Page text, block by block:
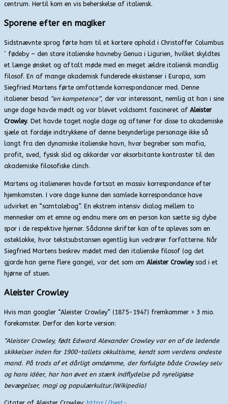
centrum. Hertil kom en vis beherskelse af italiensk.
Sporene efter en magiker
Sidstnævnte sprog førte ham til et kortere ophold i Christoffer Columbus
´ fødeby – den store italienske havneby Genua i Ligurien, hvilket skyldtes
et længe ønsket og aftalt møde med en meget ældre italiensk mandlig
filosof. En af mange akademisk funderede eksistenser i Europa, som
Siegfried Martens førte omfattende korrespondancer med. Denne
italiener besad “en kompetence”, der var interessant, nemlig at han i sine
unge dage havde mødt og var blevet voldsomt fascineret af Aleister
Crowley. Det havde taget nogle dage og aftener for disse to akademiske
sjæle at fordøje indtrykkene af denne besynderlige personage ikke så
langt fra den dynamiske italienske havn, hvor begreber som mafia,
profit, sved, fysisk slid og akkorder var eksorbitante kontraster til den
akademiske filosofiske clinch.
Martens og italieneren havde fortsat en massiv korrespondance efter
hjemkomsten. I vore dage kunne den samlede korrespondance have
udvirket en “samtalebog”. En ekstrem intensiv dialog mellem to
mennesker om et emne og endnu mere om en person kan sætte sig dybe
spor i de respektive hjerner. Sådanne skrifter kan ofte opleves som en
osteklokke, hvor tekstsubstansen egentlig kun vedrører forfatterne. Når
Siegfried Martens beskrev mødet med den italienske filosof (og det
gjorde han gerne flere gange), var det som om Aleister Crowleysad i et
hjørne af stuen.
Aleister Crowley
Hvis man googler “Aleister Crowley” (1875-1947) fremkommer > 3 mio.
forekomster. Derfor den korte version:
“Aleister Crowley, født Edward Alexander Crowley var en af de ledende
skikkelser inden for 1900-tallets okkultisme, kendt som verdens ondeste
mand. På trods af et dårligt omdømme, der forfulgte både Crowley selv
og hans idéer, har han øvet en stærk indflydelse på nyreligiøse
bevægelser, magi og populærkultur.(Wikipedia)